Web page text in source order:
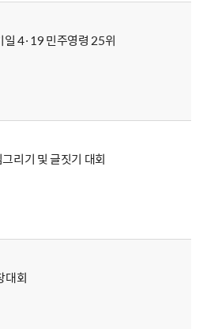
4·19 민주영령 25위
리기 및 글짓기 대회
대회